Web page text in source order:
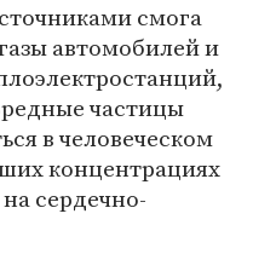
смога
автомобилей и
частицы
в человеческом
концентрациях
сердечно-